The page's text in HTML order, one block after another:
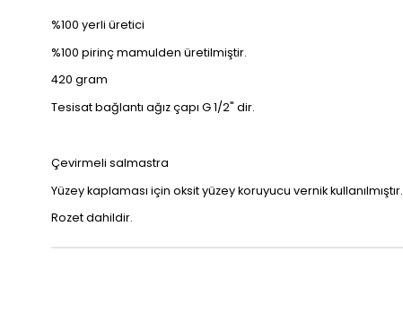
%100 yerli üretici
%100 pirinç mamulden üretilmiştir.
420 gram
Tesisat bağlantı ağız çapı G 1/2" dir.
Çevirmeli salmastra
Yüzey kaplaması için oksit yüzey koruyucu vernik kullanılmıştır.
Rozet dahildir.